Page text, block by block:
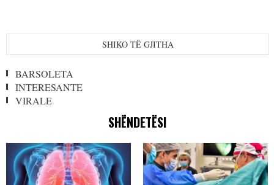
SHIKO TË GJITHA
BARSOLETA
INTERESANTE
VIRALE
SHËNDETËSI